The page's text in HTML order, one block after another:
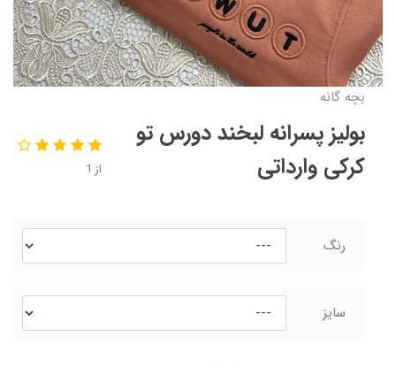
بچه گانه
بولیز پسرانه لبخند دورس تو
کرکی وارداتی
از 1
رنگ
سایز